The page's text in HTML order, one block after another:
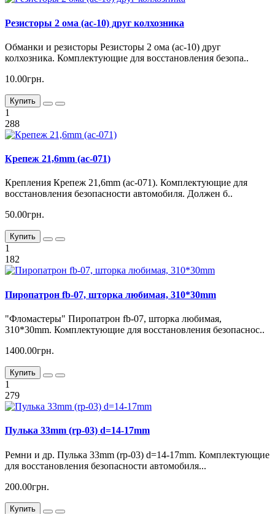
Резисторы 2 ома (ac-10) друг колхозника
Обманки и резисторы Резисторы 2 ома (ac-10) друг
колхозника. Комплектующие для восстановления безопа..
10.00грн.
Купить
1
288
Крепеж 21,6mm (ac-071)
Крепления Крепеж 21,6mm (ac-071). Комплектующие для
восстановления безопасности автомобиля. Должен б..
50.00грн.
Купить
1
182
Пиропатрон fb-07, шторка любимая, 310*30mm
"Фломастеры" Пиропатрон fb-07, шторка любимая,
310*30mm. Комплектующие для восстановления безопаснос..
1400.00грн.
Купить
1
279
Пулька 33mm (rp-03) d=14-17mm
Ремни и др. Пулька 33mm (rp-03) d=14-17mm. Комплектующие
для восстановления безопасности автомобиля...
200.00грн.
Купить